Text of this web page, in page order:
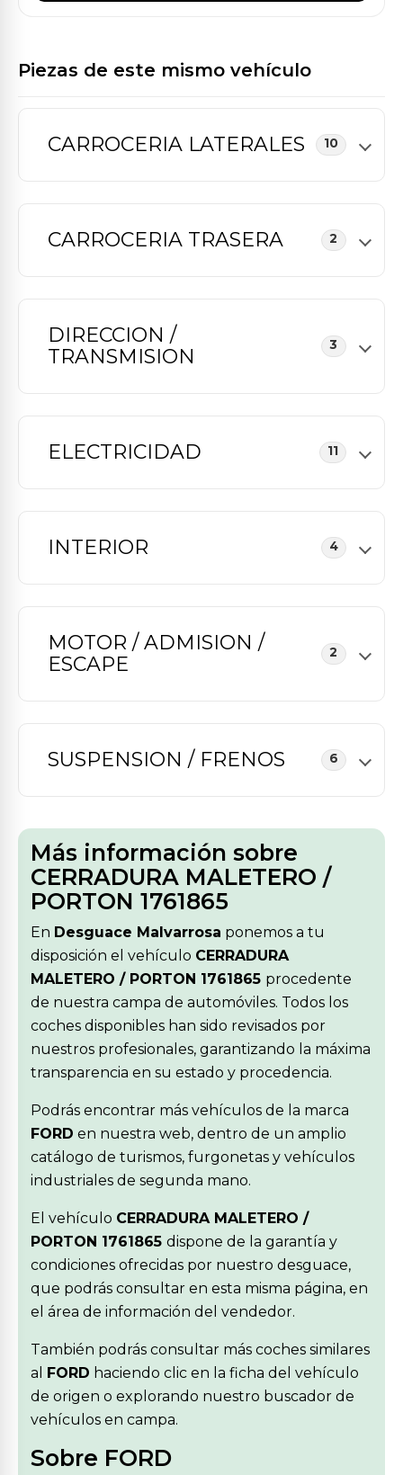
Piezas de este mismo vehículo
CARROCERIA LATERALES 10
CARROCERIA TRASERA 2
DIRECCION /
TRANSMISION
3
ELECTRICIDAD 11
INTERIOR 4
MOTOR / ADMISION /
ESCAPE
2
SUSPENSION / FRENOS 6
Más información sobre
CERRADURA MALETERO /
PORTON 1761865
En Desguace Malvarrosa ponemos a tu
disposición el vehículo CERRADURA
MALETERO / PORTON 1761865 procedente
de nuestra campa de automóviles. Todos los
coches disponibles han sido revisados por
nuestros profesionales, garantizando la máxima
transparencia en su estado y procedencia.
Podrás encontrar más vehículos de la marca
FORD en nuestra web, dentro de un amplio
catálogo de turismos, furgonetas y vehículos
industriales de segunda mano.
El vehículo CERRADURA MALETERO /
PORTON 1761865 dispone de la garantía y
condiciones ofrecidas por nuestro desguace,
que podrás consultar en esta misma página, en
el área de información del vendedor.
También podrás consultar más coches similares
al FORD haciendo clic en la ficha del vehículo
de origen o explorando nuestro buscador de
vehículos en campa.
Sobre FORD